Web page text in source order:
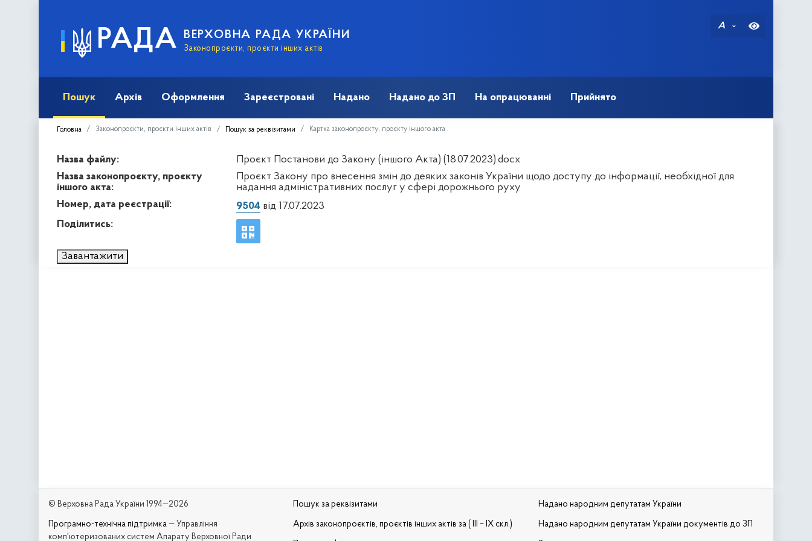
РАДА ВЕРХОВНА РАДА УКРАЇНИ
Законопроєкти, проєкти інших актів
A
Пошук Архів Оформлення Зареєстровані Надано Надано до ЗП На опрацюванні Прийнято
Головна Законопроєкти, проєкти інших актів Пошук за реквізитами Картка законопроєкту, проєкту іншого акта
Назва файлу:
Проєкт Постанови до Закону (іншого Акта) (18.07.2023).docx
Назва законопроєкту, проєкту
іншого акта:
Проєкт Закону про внесення змін до деяких законів України щодо доступу до інформації, необхідної для
надання адміністративних послуг у сфері дорожнього руху
Номер, дата реєстрації:
9504 від 17.07.2023
Поділитись:
Завантажити
© Верховна Рада України 1994—2026
Програмно-технічна підтримка — Управління
комп'ютеризованих систем Апарату Верховної Ради
Пошук за реквізитами
Архів законопроєктів, проєктів інших актів за ( III – IX скл.)
Надано народним депутатам України
Надано народним депутатам України документів до ЗП